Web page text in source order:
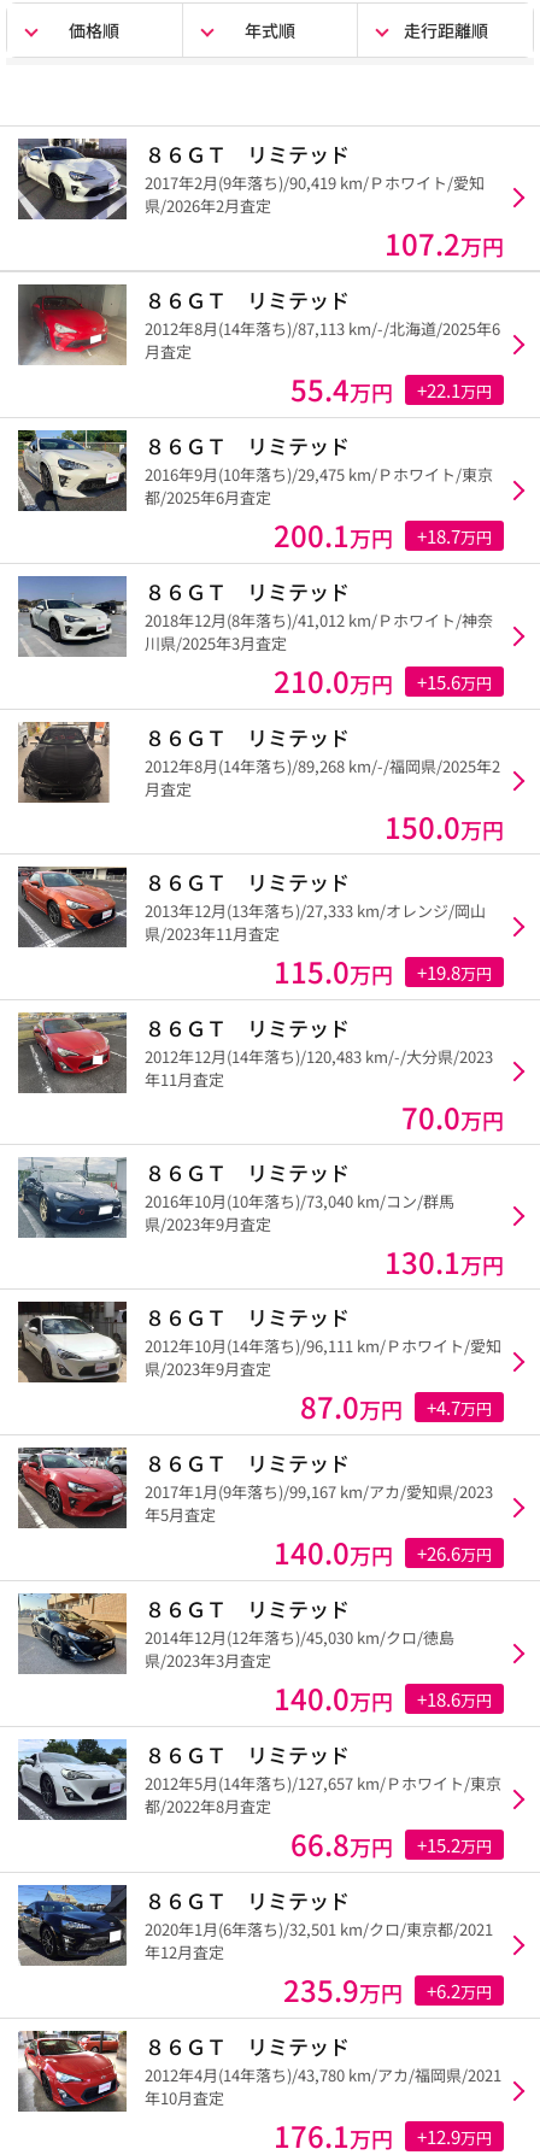
価格順 年式順 走行距離順
８６ＧＴ リミテッド
2017年2月(9年落ち)/90,419 km/Ｐホワイト/愛知
県/2026年2月査定
107.2万円
８６ＧＴ リミテッド
2012年8月(14年落ち)/87,113 km/-/北海道/2025年6
月査定
55.4万円 +22.1万円
８６ＧＴ リミテッド
2016年9月(10年落ち)/29,475 km/Ｐホワイト/東京
都/2025年6月査定
200.1万円 +18.7万円
８６ＧＴ リミテッド
2018年12月(8年落ち)/41,012 km/Ｐホワイト/神奈
川県/2025年3月査定
210.0万円 +15.6万円
８６ＧＴ リミテッド
2012年8月(14年落ち)/89,268 km/-/福岡県/2025年2
月査定
150.0万円
８６ＧＴ リミテッド
2013年12月(13年落ち)/27,333 km/オレンジ/岡山
県/2023年11月査定
115.0万円 +19.8万円
８６ＧＴ リミテッド
2012年12月(14年落ち)/120,483 km/-/大分県/2023
年11月査定
70.0万円
８６ＧＴ リミテッド
2016年10月(10年落ち)/73,040 km/コン/群馬
県/2023年9月査定
130.1万円
８６ＧＴ リミテッド
2012年10月(14年落ち)/96,111 km/Ｐホワイト/愛知
県/2023年9月査定
87.0万円 +4.7万円
８６ＧＴ リミテッド
2017年1月(9年落ち)/99,167 km/アカ/愛知県/2023
年5月査定
140.0万円 +26.6万円
８６ＧＴ リミテッド
2014年12月(12年落ち)/45,030 km/クロ/徳島
県/2023年3月査定
140.0万円 +18.6万円
８６ＧＴ リミテッド
2012年5月(14年落ち)/127,657 km/Ｐホワイト/東京
都/2022年8月査定
66.8万円 +15.2万円
８６ＧＴ リミテッド
2020年1月(6年落ち)/32,501 km/クロ/東京都/2021
年12月査定
235.9万円 +6.2万円
８６ＧＴ リミテッド
2012年4月(14年落ち)/43,780 km/アカ/福岡県/2021
年10月査定
176.1万円 +12.9万円